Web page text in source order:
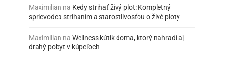
Maximilian na Kedy strihať živý plot: Kompletný
sprievodca strihaním a starostlivosťou o živé ploty
Maximilian na Wellness kútik doma, ktorý nahradí aj
drahý pobyt v kúpeľoch